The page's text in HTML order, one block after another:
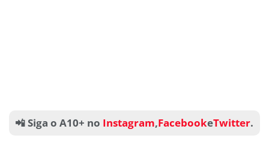
📲 Siga o A10+ no Instagram,FacebookeTwitter.